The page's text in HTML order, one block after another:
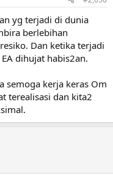
yg terjadi di dunia
berlebihan
Dan ketika terjadi
dihujat habis2an.
semoga kerja keras Om
terealisasi dan kita2